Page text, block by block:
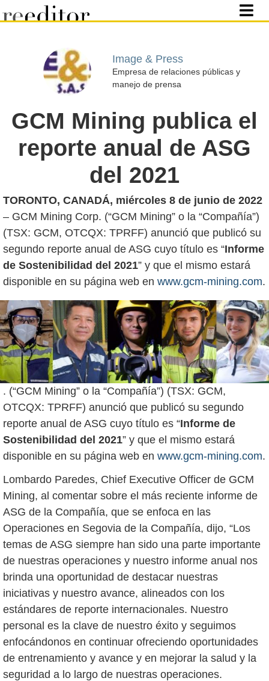
Image & Press
Empresa de relaciones públicas y
manejo de prensa
GCM Mining publica el
reporte anual de ASG
del 2021
TORONTO, CANADÁ, miércoles 8 de junio de 2022
– GCM Mining Corp. (“GCM Mining” o la “Compañía”)
(TSX: GCM, OTCQX: TPRFF) anunció que publicó su
segundo reporte anual de ASG cuyo título es “Informe
de Sostenibilidad del 2021” y que el mismo estará
disponible en su página web en www.gcm-mining.com
. (“GCM Mining” o la “Compañía”) (TSX: GCM,
OTCQX: TPRFF) anunció que publicó su segundo
reporte anual de ASG cuyo título es “Informe de
Sostenibilidad del 2021” y que el mismo estará
disponible en su página web en www.gcm-mining.com.
Lombardo Paredes, Chief Executive Officer de GCM
Mining, al comentar sobre el más reciente informe de
ASG de la Compañía, que se enfoca en las
Operaciones en Segovia de la Compañía, dijo, “Los
temas de ASG siempre han sido una parte importante
de nuestras operaciones y nuestro informe anual nos
brinda una oportunidad de destacar nuestras
iniciativas y nuestro avance, alineados con los
estándares de reporte internacionales. Nuestro
personal es la clave de nuestro éxito y seguimos
enfocándonos en continuar ofreciendo oportunidades
de entrenamiento y avance y en mejorar la salud y la
seguridad a lo largo de nuestras operaciones.